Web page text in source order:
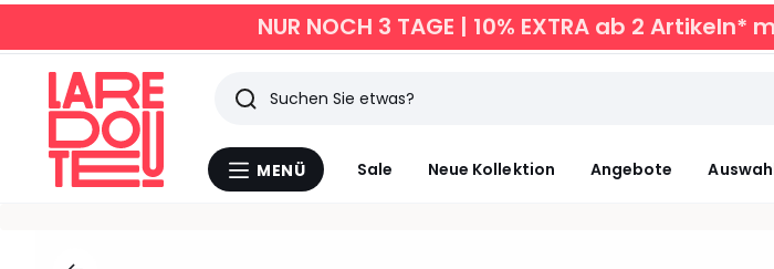
NUR NOCH 3 TAGE | 10% EXTRA ab 2 Artikeln*
Menü
MENÜ Sale Neue Kollektion Angebote
Suchen
Zuletzt
angesehen